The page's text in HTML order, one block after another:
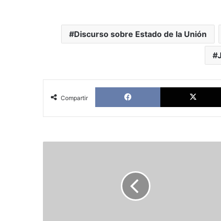
Discurso sobre Estado de la Unión
Compartir
Facebook